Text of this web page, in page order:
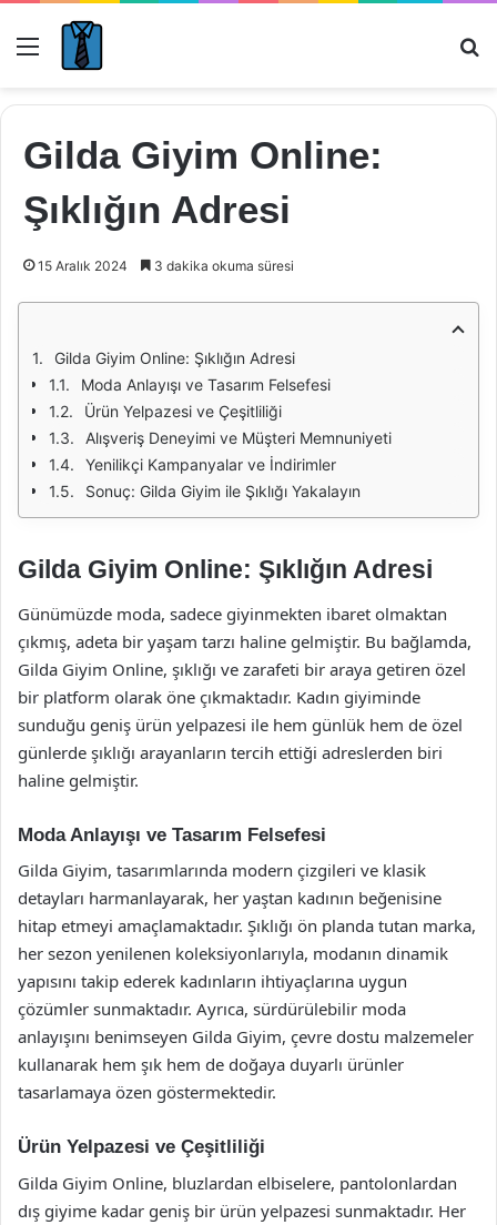
Menü
Gilda Giyim Online:
Şıklığın Adresi
15 Aralık 2024 3 dakika okuma süresi
Gilda Giyim Online: Şıklığın Adresi
Moda Anlayışı ve Tasarım Felsefesi
Ürün Yelpazesi ve Çeşitliliği
Alışveriş Deneyimi ve Müşteri Memnuniyeti
Yenilikçi Kampanyalar ve İndirimler
Sonuç: Gilda Giyim ile Şıklığı Yakalayın
Gilda Giyim Online: Şıklığın Adresi
Günümüzde moda, sadece giyinmekten ibaret olmaktan
çıkmış, adeta bir yaşam tarzı haline gelmiştir. Bu bağlamda,
Gilda Giyim Online, şıklığı ve zarafeti bir araya getiren özel
bir platform olarak öne çıkmaktadır. Kadın giyiminde
sunduğu geniş ürün yelpazesi ile hem günlük hem de özel
günlerde şıklığı arayanların tercih ettiği adreslerden biri
haline gelmiştir.
Moda Anlayışı ve Tasarım Felsefesi
Gilda Giyim, tasarımlarında modern çizgileri ve klasik
detayları harmanlayarak, her yaştan kadının beğenisine
hitap etmeyi amaçlamaktadır. Şıklığı ön planda tutan marka,
her sezon yenilenen koleksiyonlarıyla, modanın dinamik
yapısını takip ederek kadınların ihtiyaçlarına uygun
çözümler sunmaktadır. Ayrıca, sürdürülebilir moda
anlayışını benimseyen Gilda Giyim, çevre dostu malzemeler
kullanarak hem şık hem de doğaya duyarlı ürünler
tasarlamaya özen göstermektedir.
Ürün Yelpazesi ve Çeşitliliği
Gilda Giyim Online, bluzlardan elbiselere, pantolonlardan
dış giyime kadar geniş bir ürün yelpazesi sunmaktadır. Her